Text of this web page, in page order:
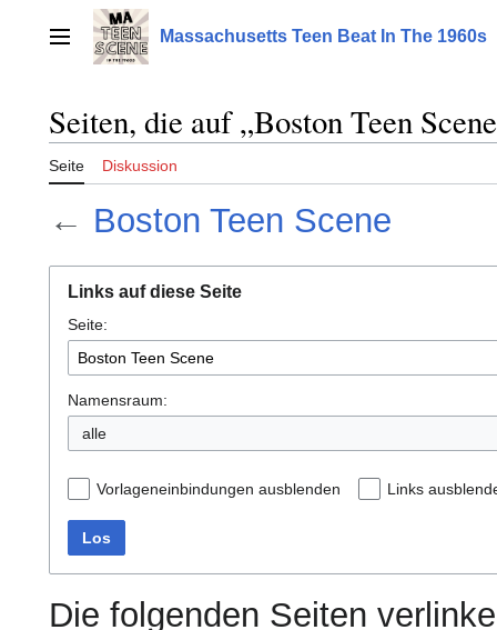
springenHauptmenü Massachusetts Teen Beat In The 1960s
Seiten, die auf „Boston Teen
Seite Diskussion
← Boston Teen Scene
Links auf diese Seite
Seite:
Namensraum:
alle
Vorlageneinbindungen ausblenden Links
Los
Die folgenden Seiten